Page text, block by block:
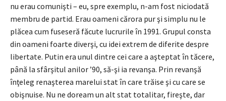
nu erau comunişti – eu, spre exemplu, n-am fost niciodată
membru de partid. Erau oameni cărora pur şi simplu nu le
plăcea cum fuseseră făcute lucrurile în 1991. Grupul consta
din oameni foarte diverşi, cu idei extrem de diferite despre
libertate. Putin era unul dintre cei care a aşteptat în tăcere,
până la sfârşitul anilor ’90, să-şi ia revanşa. Prin revanşă
înţeleg renaşterea marelui stat în care trăise şi cu care se
obişnuise. Nu ne doream un alt stat totalitar, fireşte, dar